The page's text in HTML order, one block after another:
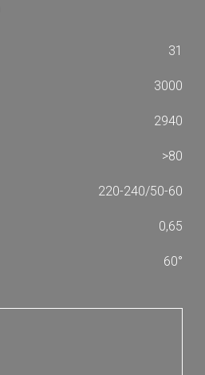
31
3000
2940
>80
220-240/50-60
0,65
60°